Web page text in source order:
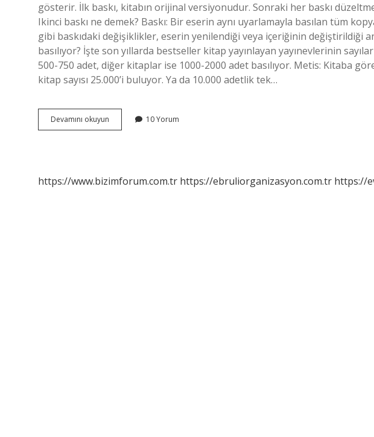
gösterir. İlk baskı, kitabın orijinal versiyonudur. Sonraki her baskı
Ikinci baskı ne demek? Baskı: Bir eserin aynı uyarlamayla basılan tüm
gibi baskıdaki değişiklikler, eserin yenilendiği veya içeriğinin değiştirildiği
basılıyor? İşte son yıllarda bestseller kitap yayınlayan yayınevlerinin
500-750 adet, diğer kitaplar ise 1000-2000 adet basılıyor. Metis: Kitaba
kitap sayısı 25.000’i buluyor. Ya da 10.000 adetlik tek…
Devamını okuyun
Baskı
10 Yorum
https://www.bizimforum.com.tr https://ebruliorganizasyon.com.tr https://